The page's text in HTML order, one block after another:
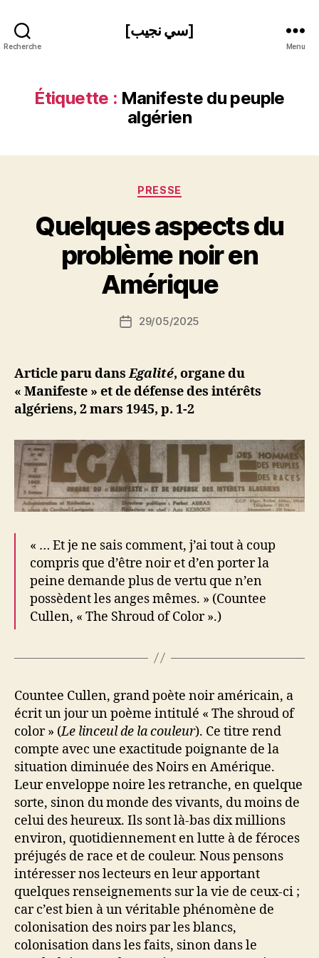
Recherche
[سي نجيب]
Menu
Étiquette : Manifeste du peuple
algérien
Catégories
PRESSE
Quelques aspects du
problème noir en
Amérique
Auteur
de
P
a
S
N
ji
b
Date29/05/2025
Article paru dansEgalité, organe du
« Manifeste » et de défense des intérêts
algériens, 2 mars 1945, p. 1-2
« … Et je ne sais comment, j’ai tout à coup
compris que d’être noir et d’en porter la
peine demande plus de vertu que n’en
possèdent les anges mêmes. » (Countee
Cullen, « The Shroud of Color ».)
Countee Cullen, grand poète noir américain, a
écrit un jour un poème intitulé « The shroud of
color » (Le linceul de la couleur). Ce titre rend
compte avec une exactitude poignante de la
situation diminuée des Noirs en Amérique.
Leur enveloppe noire les retranche, en quelque
sorte, sinon du monde des vivants, du moins de
celui des heureux. Ils sont là-bas dix millions
environ, quotidiennement en lutte à de féroces
préjugés de race et de couleur. Nous pensons
intéresser nos lecteurs en leur apportant
quelques renseignements sur la vie de ceux-ci ;
car c’est bien à un véritable phénomène de
colonisation des noirs par les blancs,
colonisation dans les faits, sinon dans le